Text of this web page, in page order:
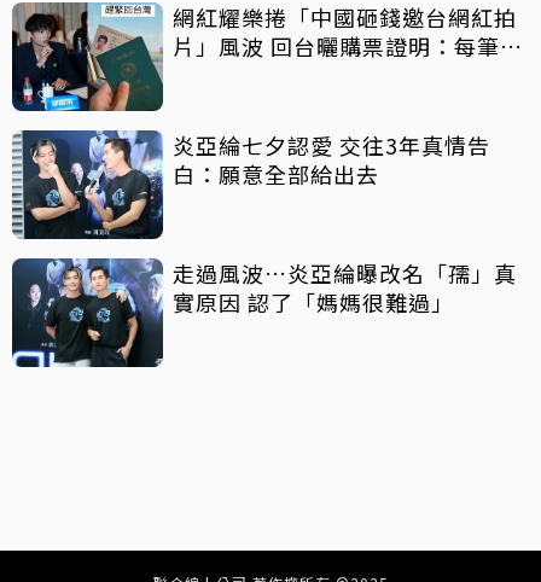
網紅耀樂捲「中國砸錢邀台網紅拍
片」風波 回台曬購票證明：每筆都
炎亞綸七夕認愛 交往3年真情告
白：願意全部給出去
走過風波…炎亞綸曝改名「孺」真
實原因 認了「媽媽很難過」